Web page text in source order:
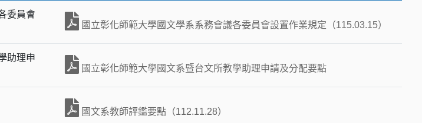
委員會
國立彰化師範大學國文學系系務會議各委員會設置作業規定（115.03.15）
助理申
國立彰化師範大學國文系暨台文所教學助理申請及分配要點
國文系教師評鑑要點（112.11.28）